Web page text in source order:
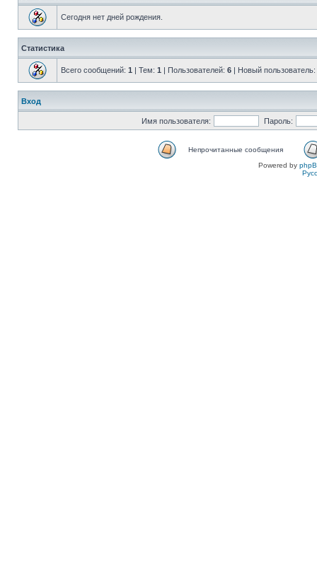
Сегодня нет дней рождения.
Статистика
Всего сообщений: 1 | Тем: 1 | Пользователей: 6 | Новый пользователь:
Вход
Имя пользователя: Пароль:
Непрочитанные сообщения
Powered by